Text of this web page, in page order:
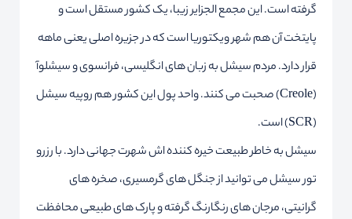
گرفته است. این مجمع الجزایر زیبا، یک کشور مستقل است و
پایتخت آن هم شهر ویکتوریا است که در جزیره اصلی یعنی ماهه
قرار دارد. مردم سیشل به زبان های انگلیسی، فرانسوی و سیشلوآ
(Creole) صحبت می کنند. واحد پول این کشور هم روپیه سیشل
(SCR) است.
سیشل به خاطر طبیعت خیره کننده اش شهرت جهانی دارد. با رزرو
تور سیشل می توانید از جنگل های گرمسیری، صخره های
گرانیتی، مرجان های رنگارنگ گرفته و پارک های طبیعی محافظت